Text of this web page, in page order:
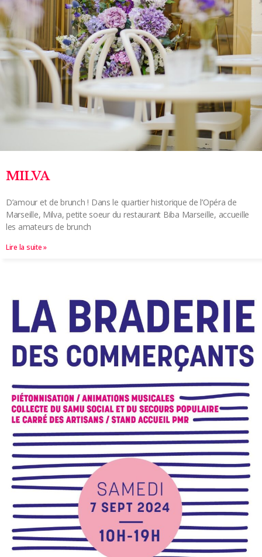
MILVA
D’amour et de brunch ! Dans le quartier historique de l’Opéra de
Marseille, Milva, petite soeur du restaurant Biba Marseille, accueille
les amateurs de brunch
Lire la suite »